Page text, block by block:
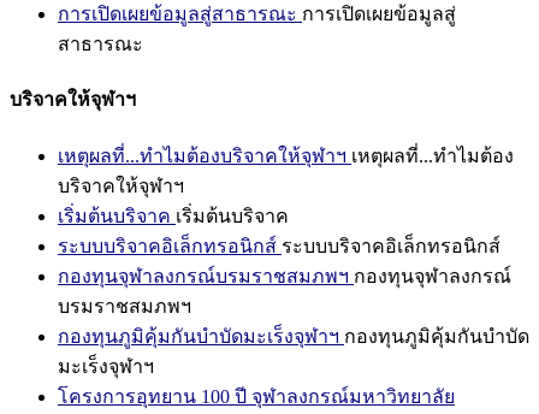
การเปิดเผยข้อมูลสู่สาธารณะ การเปิดเผยข้อมูลสู่
สาธารณะ
บริจาคให้จุฬาฯ
เหตุผลที่...ทำไมต้องบริจาคให้จุฬาฯ เหตุผลที่...ทำไมต้อง
บริจาคให้จุฬาฯ
เริ่มต้นบริจาค เริ่มต้นบริจาค
ระบบบริจาคอิเล็กทรอนิกส์ ระบบบริจาคอิเล็กทรอนิกส์
กองทุนจุฬาลงกรณ์บรมราชสมภพฯ กองทุนจุฬาลงกรณ์
บรมราชสมภพฯ
กองทุนภูมิคุ้มกันบำบัดมะเร็งจุฬาฯ กองทุนภูมิคุ้มกันบำบัด
มะเร็งจุฬาฯ
โครงการอุทยาน 100 ปี จุฬาลงกรณ์มหาวิทยาลัย